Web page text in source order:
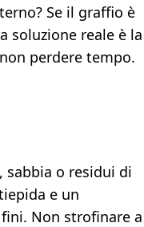
Se il graffio è
soluzione reale è la
perdere tempo.
o residui di
e un
Non strofinare a